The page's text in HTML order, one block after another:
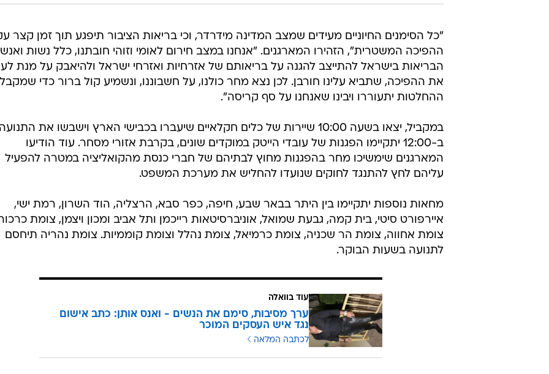
"כל הסימנים החיוניים מעידים שמצב המדינה מידרדר, וכי בריאות הציבור תיפגע תוך זמן קצר
ההפיכה המשטרית", הזהירו המארגנים. "אנחנו במצב חירום לאומי וזוהי חובתנו, כלל נשות
הבריאות בישראל להתייצב להגנה על בריאותם של אזרחיות ואזרחי ישראל ולהיאבק על מנת
את ההפיכה, שתביא עלינו חורבן. לכן נצא מחר כולנו, על חשבוננו, ונשמיע קול ברור כדי
ההחלטות יתעוררו ויבינו שאנחנו על סף קריסה".
במקביל, יצאו בשעה 10:00 שיירות של כלים חקלאיים שיעברו בכבישי הארץ וישבשו את
ב-12:00 יתקיימו הפגנות של עובדי הייטק במוקדים שונים, בקרבת אזורי מסחר. עוד הודיעו
המארגנים שימשיכו מחר בהפגנות מחוץ לבתיהם של חברי כנסת מהקואליציה במטרה להפעיל
עליהם לחץ להתנגד לחוקים שנועדו להחליש את מערכת המשפט.
מחאות נוספות יתקיימו בין היתר בבאר שבע, חיפה, כפר סבא, הרצליה, הוד השרון, רמת ישי,
איירפורט סיטי, בית קמה, גבעת שמואל, אוניברסיטאות רייכמן ותל אביב ומכון ויצמן, צומת
צומת אחווה, צומת הר שכניה, צומת כרמיאל, צומת נהלל וצומת קוממיות. צומת נהריה תיחסם
לתנועה בשעות הבוקר.
עוד בוואלה
ערך מסיבות, סימם את הנשים - ואנס אותן: כתב אישום
נגד איש העסקים המוכר
לכתבה המלאה